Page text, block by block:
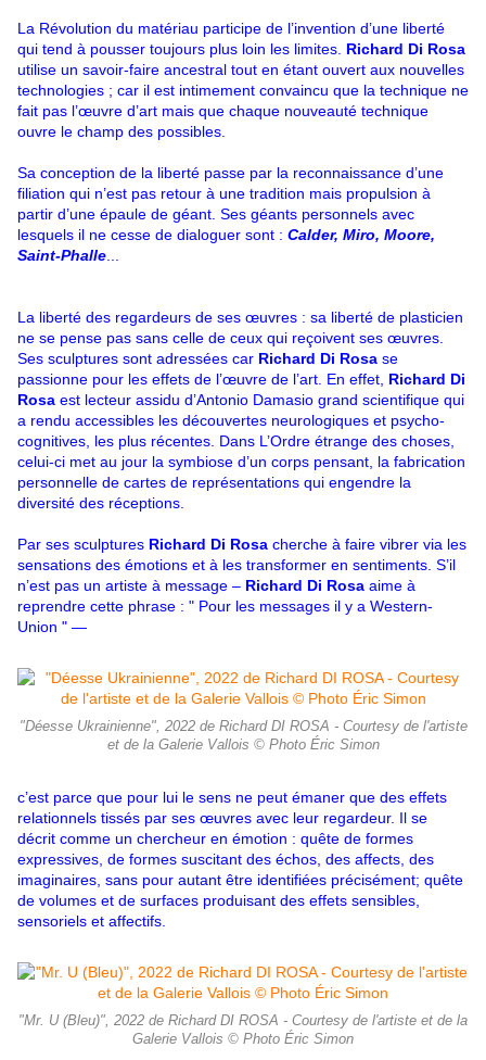
La Révolution du matériau participe de l’invention d’une liberté
qui tend à pousser toujours plus loin les limites. Richard Di Rosa
utilise un savoir-faire ancestral tout en étant ouvert aux nouvelles
technologies ; car il est intimement convaincu que la technique ne
fait pas l’œuvre d’art mais que chaque nouveauté technique
ouvre le champ des possibles.
Sa conception de la liberté passe par la reconnaissance d’une
filiation qui n’est pas retour à une tradition mais propulsion à
partir d’une épaule de géant. Ses géants personnels avec
lesquels il ne cesse de dialoguer sont : Calder, Miro, Moore,
Saint-Phalle
La liberté des regardeurs de ses œuvres : sa liberté de plasticien
ne se pense pas sans celle de ceux qui reçoivent ses œuvres.
Ses sculptures sont adressées car Richard Di Rosa se
passionne pour les effets de l’œuvre de l’art. En effet, Richard Di
Rosa est lecteur assidu d’Antonio Damasio grand scientifique qui
a rendu accessibles les découvertes neurologiques et psycho-
cognitives, les plus récentes. Dans L’Ordre étrange des choses,
celui-ci met au jour la symbiose d’un corps pensant, la fabrication
personnelle de cartes de représentations qui engendre la
diversité des réceptions.
Par ses sculptures Richard Di Rosa cherche à faire vibrer via les
sensations des émotions et à les transformer en sentiments. S’il
n’est pas un artiste à message – Richard Di Rosa aime à
reprendre cette phrase : " Pour les messages il y a Western-
Union " ―
"Déesse Ukrainienne", 2022 de Richard DI ROSA - Courtesy de l'artiste
et de la Galerie Vallois © Photo Éric Simon
c’est parce que pour lui le sens ne peut émaner que des effets
relationnels tissés par ses œuvres avec leur regardeur. Il se
décrit comme un chercheur en émotion : quête de formes
expressives, de formes suscitant des échos, des affects, des
imaginaires, sans pour autant être identifiées précisément; quête
de volumes et de surfaces produisant des effets sensibles,
sensoriels et affectifs.
"Mr. U (Bleu)", 2022 de Richard DI ROSA - Courtesy de l'artiste et de la
Galerie Vallois © Photo Éric Simon